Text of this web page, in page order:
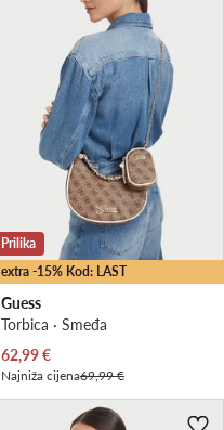
extra -15% Kod: LAST
Prilika
Guess
Torbica · Smeđa
Trenutna cijena
62,99€
Najniža cijena69,99 €